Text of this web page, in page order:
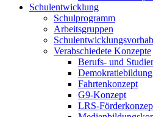
Schulentwicklung
Schulprogramm
Arbeitsgruppen
Verabschiedete Konzepte
Berufs- und
Demokratiebildung
Fahrtenkonzept
G9-Konzept
LRS-